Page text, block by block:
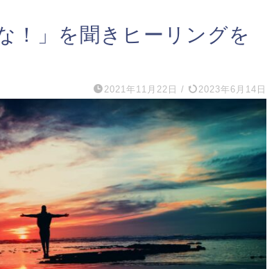
！」を聞きヒーリングを
2021年11月22日 / 2023年6月14日